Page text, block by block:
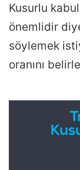
Kusurlu
önemlidir
söylemek
oranını